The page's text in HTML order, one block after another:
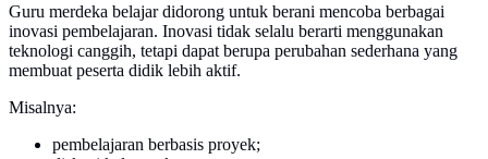
Guru merdeka belajar didorong untuk berani mencoba berbagai
inovasi pembelajaran. Inovasi tidak selalu berarti menggunakan
teknologi canggih, tetapi dapat berupa perubahan sederhana yang
membuat peserta didik lebih aktif.
Misalnya:
pembelajaran berbasis proyek;